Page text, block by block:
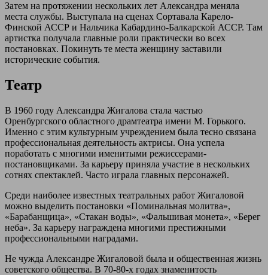
Затем на протяжении нескольких лет Александра меняла
места службы. Выступала на сценах Сортавала Карело-
Финской АССР и Нальчика Кабардино-Балкарской АССР. Там
артистка получала главные роли практически во всех
постановках. Покинуть те места женщину заставили
исторические события.
Театр
В 1960 году Александра Жигалова стала частью
Оренбургского областного драмтеатра имени М. Горького.
Именно с этим культурным учреждением была тесно связана
профессиональная деятельность актрисы. Она успела
поработать с многими именитыми режиссерами-
постановщиками. За карьеру приняла участие в нескольких
сотнях спектаклей. Часто играла главных персонажей.
Среди наиболее известных театральных работ Жигаловой
можно выделить постановки «Поминальная молитва»,
«Барабанщица», «Стакан воды», «Фальшивая монета», «Берег
неба». За карьеру награждена многими престижными
профессиональными наградами.
Не чужда Александре Жигаловой была и общественная жизнь
советского общества. В 70-80-х годах знаменитость